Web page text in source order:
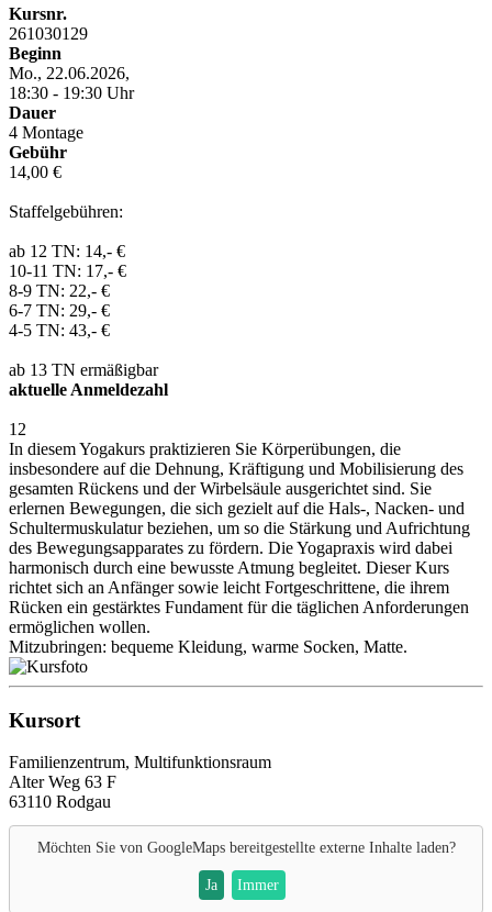
Kursnr.
261030129
Beginn
Mo., 22.06.2026,
18:30 - 19:30 Uhr
Dauer
4 Montage
Gebühr
14,00 €
Staffelgebühren:
ab 12 TN: 14,- €
10-11 TN: 17,- €
8-9 TN: 22,- €
6-7 TN: 29,- €
4-5 TN: 43,- €
ab 13 TN ermäßigbar
aktuelle Anmeldezahl
12
In diesem Yogakurs praktizieren Sie Körperübungen, die
insbesondere auf die Dehnung, Kräftigung und Mobilisierung des
gesamten Rückens und der Wirbelsäule ausgerichtet sind. Sie
erlernen Bewegungen, die sich gezielt auf die Hals-, Nacken- und
Schultermuskulatur beziehen, um so die Stärkung und Aufrichtung
des Bewegungsapparates zu fördern. Die Yogapraxis wird dabei
harmonisch durch eine bewusste Atmung begleitet. Dieser Kurs
richtet sich an Anfänger sowie leicht Fortgeschrittene, die ihrem
Rücken ein gestärktes Fundament für die täglichen Anforderungen
ermöglichen wollen.
Mitzubringen: bequeme Kleidung, warme Socken, Matte.
Kursort
Familienzentrum, Multifunktionsraum
Alter Weg 63 F
63110 Rodgau
Möchten Sie von GoogleMapsbereitgestellte externe Inhalte laden?
Ja Immer